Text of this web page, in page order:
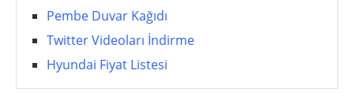
Pembe Duvar Kağıdı
Twitter Videoları İndirme
Hyundai Fiyat Listesi